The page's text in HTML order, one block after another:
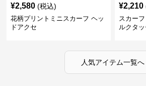
¥2,580 (税込)
花柄プリントミニスカーフ ヘッ
ドアクセ
¥2,210
スカー
ルクタ
人気アイテム一覧へ